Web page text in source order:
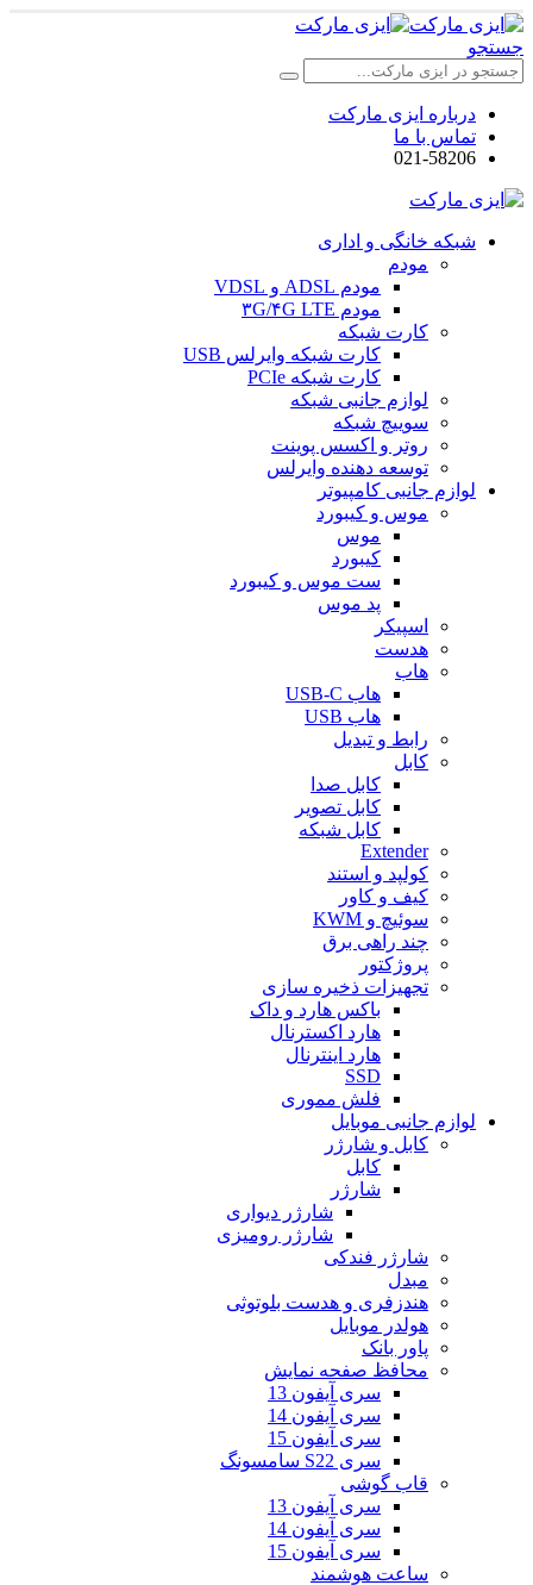
جستجو
درباره ایزی مارکت
تماس با ما
021-58206
شبکه خانگی و اداری
مودم
مودم ADSL و VDSL
مودم ۳G/۴G LTE
کارت شبکه
کارت شبکه وایرلس USB
کارت شبکه PCIe
لوازم جانبی شبکه
سوییچ شبکه
روتر و اکسس پوینت
توسعه دهنده وایرلس
لوازم جانبی کامپیوتر
موس و کیبورد
موس
کیبورد
ست موس و کیبورد
پد موس
اسپیکر
هدست
هاب
هاب USB-C
هاب USB
رابط و تبدیل
کابل
کابل صدا
کابل تصویر
کابل شبکه
Extender
کولپد و استند
کیف و کاور
سوئیچ و KWM
چند راهی برق
پروژکتور
تجهیزات ذخیره سازی
باکس هارد و داک
هارد اکسترنال
هارد اینترنال
SSD
فلش مموری
لوازم جانبی موبایل
کابل و شارژر
کابل
شارژر
شارژر دیواری
شارژر رومیزی
شارژر فندکی
مبدل
هندزفری و هدست بلوتوثی
هولدر موبایل
پاور بانک
محافظ صفحه نمایش
سری آیفون 13
سری آیفون 14
سری آیفون 15
سری S22 سامسونگ
قاب گوشی
سری آیفون 13
سری آیفون 14
سری آیفون 15
ساعت هوشمند